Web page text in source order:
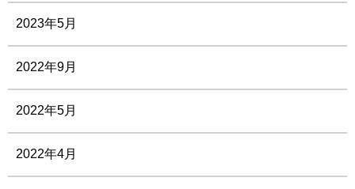
2023年5月
2022年9月
2022年5月
2022年4月